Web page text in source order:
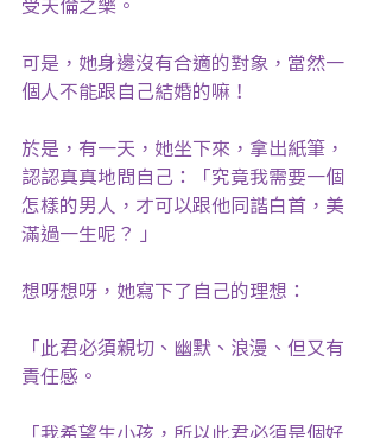
可是，她身邊沒有合適的對象，當然一
個人不能跟自己結婚的嘛！
於是，有一天，她坐下來，拿出紙筆，
認認真真地問自己：「究竟我需要一個
怎樣的男人，才可以跟他同諧白首，美
滿過一生呢？ 」
想呀想呀，她寫下了自己的理想：
「此君必須親切、幽默、浪漫、但又有
責任感。
「我希望生小孩，所以此君必須是個好